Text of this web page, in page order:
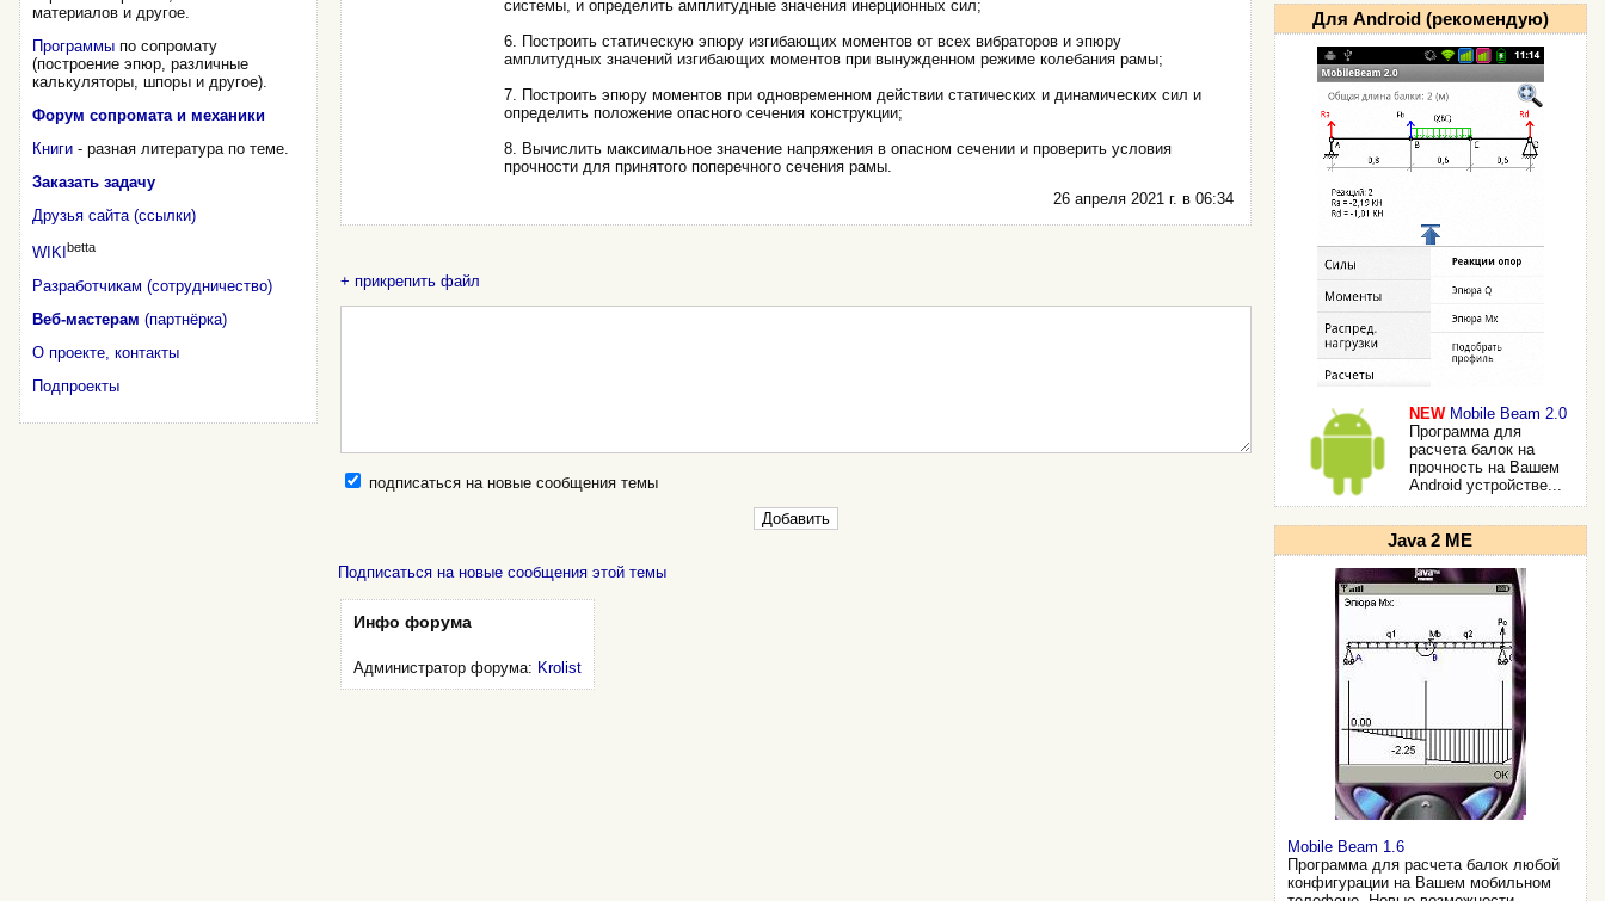
материалов и другое.
Программыпо сопромату
(построение эпюр, различные
калькуляторы, шпоры и другое).
Форум сопромата и механики
Книги- разная литература по теме.
Заказать задачу
Друзья сайта (ссылки)
WIKI betta
Разработчикам (сотрудничество)
Веб-мастерам (партнёрка)
О проекте, контакты
Подпроекты
системы, и определить амплитуд­ные значения инерционных сил;
6. Построить статическую эпюру изгибающих моментов от всех вибраторов и эпюру
амплитудных значений изгибающих моментов при вынужденном режиме колебания рамы;
7. Построить эпюру моментов при одновременном действии статических и динамических сил и
определить положение опасного сечения конструкции;
8. Вычислить максимальное значение напряжения в опасном сечении и проверить условия
прочности для принятого поперечно­го сечения рамы.
26 апреля 2021 г. в 06:34
+ прикрепить файл
подписаться на новые сообщения темы
Подписаться на новые сообщения этой темы
Инфо форума
Администратор форума: Krolist
Для Android (рекомендую)
NEW Mobile Beam 2.0
Программа для
расчета балок на
прочность на Вашем
Android устройстве...
Java 2 ME
Mobile Beam 1.6
Программа для расчета балок любой
конфигурации на Вашем мобильном